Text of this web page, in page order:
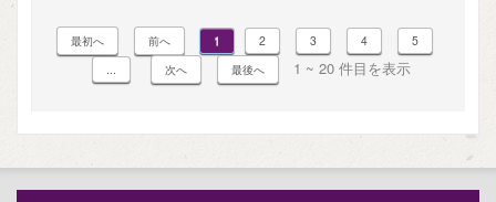
1 2 3 4
5
1 ~ 20 件目を表示